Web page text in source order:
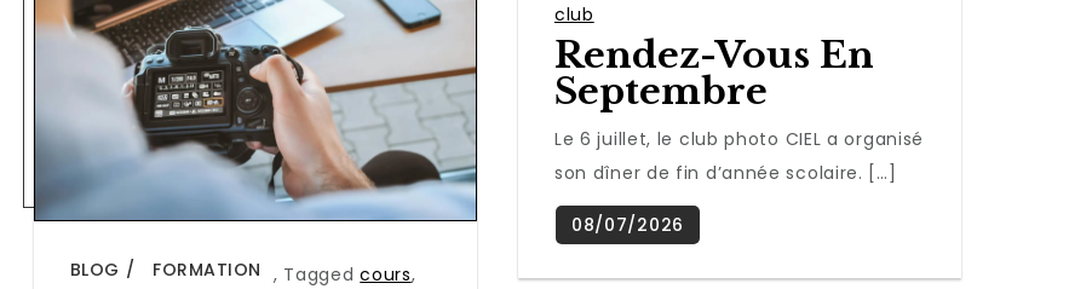
BLOG ,
FORMATION Taggedcours,
club
Rendez-Vous En
Septembre
Le 6 juillet, le club photo CIEL a organisé
son dîner de fin d’année scolaire. […]